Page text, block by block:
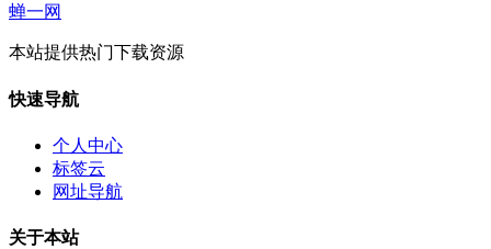
蝉一网
本站提供热门下载资源
快速导航
个人中心
标签云
网址导航
关于本站